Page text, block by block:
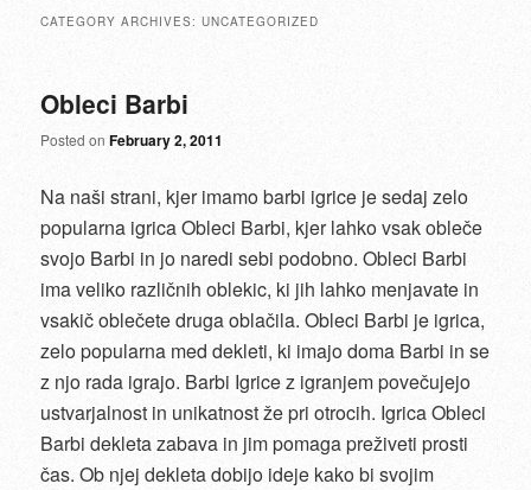
CATEGORY ARCHIVES:UNCATEGORIZED
Obleci Barbi
Posted onFebruary 2, 2011
Na naši strani, kjer imamo barbi igrice je sedaj zelo
popularna igrica Obleci Barbi, kjer lahko vsak obleče
svojo Barbi in jo naredi sebi podobno. Obleci Barbi
ima veliko različnih oblekic, ki jih lahko menjavate in
vsakič oblečete druga oblačila. Obleci Barbi je igrica,
zelo popularna med dekleti, ki imajo doma Barbi in se
z njo rada igrajo. Barbi Igrice z igranjem povečujejo
ustvarjalnost in unikatnost že pri otrocih. Igrica Obleci
Barbi dekleta zabava in jim pomaga preživeti prosti
čas. Ob njej dekleta dobijo ideje kako bi svojim